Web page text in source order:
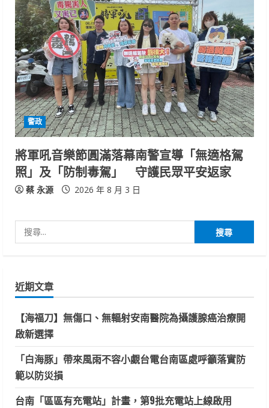
警政
將軍吼音樂節圓滿落幕南警宣導「無適格駕
照」及「防制毒駕」 守護民眾平安返家
蔡 永源 2026 年 8 月 3 日
尋
字:
近期文章
【海福刀】無傷口、無輻射安南醫院為攝護腺癌治療開
啟新選擇
「白海豚」帶來風雨不容小覷台電台南區處呼籲落實防
範以防災損
台南「區區有充電站」計畫，第9批充電站上線啟用